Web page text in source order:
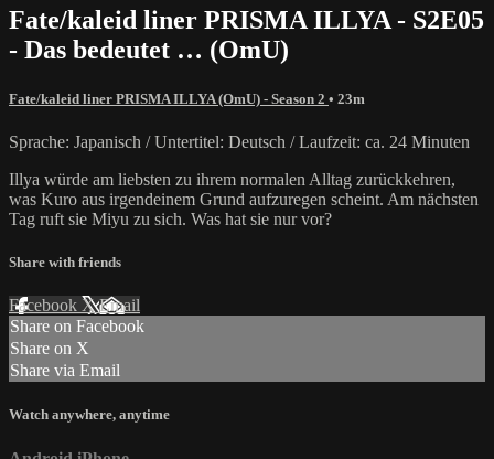
Fate/kaleid liner PRISMA ILLYA - S2E05
- Das bedeutet … (OmU)
Fate/kaleid liner PRISMA ILLYA (OmU) - Season 2 • 23m
Sprache: Japanisch / Untertitel: Deutsch / Laufzeit: ca. 24 Minuten
Illya würde am liebsten zu ihrem normalen Alltag zurückkehren,
was Kuro aus irgendeinem Grund aufzuregen scheint. Am nächsten
Tag ruft sie Miyu zu sich. Was hat sie nur vor?
Share with friends
Facebook XEmail
Share on Facebook
Share on X
Share via Email
Watch anywhere, anytime